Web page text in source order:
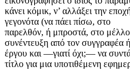
κάνει κόμικ, ν’ αλλάξει την
γεγονότα (να πάει πίσω, στο
παρελθόν, ή μπροστά, στο
συνέντευξη από τον συγγραφέα
έργου και —γιατί όχι;— να
τίτλο για μια υποτιθέμενη